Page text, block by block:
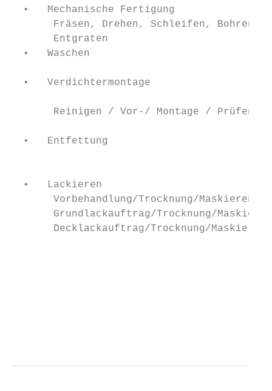
  •   Mechanische Fertigung
Fräsen, Drehen, Schleifen, Bohren,
Entgraten
•   Waschen
•   Verdichtermontage
Reinigen / Vor-/ Montage / Prüfen
•   Entfettung
•   Lackieren
Vorbehandlung/Trocknung/Maskieren
Grundlackauftrag/Trocknung/
Decklackauftrag/Trocknung/